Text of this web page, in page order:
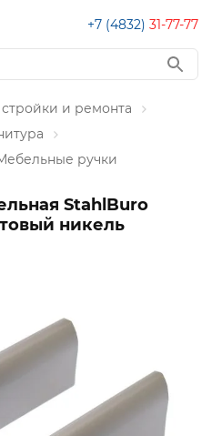
+7 (4832) 31-77-77
и ремонта
ручки
StahlBuro
никель